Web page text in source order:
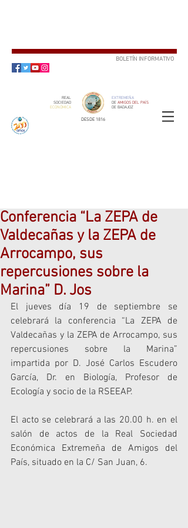
BOLETÍN INFORMATIVO
REAL
SOCIEDAD
ECONÓMICA
EXTREMEÑA
DE AMIGOS DEL PAÍS
DE BADAJOZ
DESDE 1816
Conferencia “La ZEPA de
Valdecañas y la ZEPA de
Arrocampo, sus
repercusiones sobre la
Marina” D. Jos
El jueves día 19 de septiembre se
celebrará la conferencia “La ZEPA de
Valdecañas y la ZEPA de Arrocampo, sus
repercusiones sobre la Marina”
impartida por D. José Carlos Escudero
García, Dr. en Biología, Profesor de
Ecología y socio de la RSEEAP.
El acto se celebrará a las 20.00 h. en el
salón de actos de la Real Sociedad
Económica Extremeña de Amigos del
País, situado en la C/ San Juan, 6.